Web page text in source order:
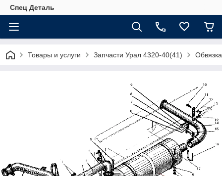
Спец Деталь
Товары и услуги Запчасти Урал 4320-40(41)